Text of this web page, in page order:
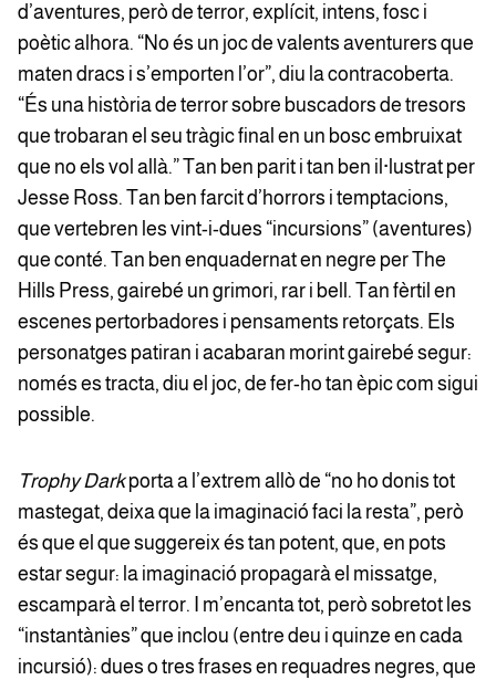
d’aventures, però de terror, explícit, intens, fosc i
poètic alhora. “No és un joc de valents aventurers que
maten dracs i s’emporten l’or”, diu la contracoberta.
“És una història de terror sobre buscadors de tresors
que trobaran el seu tràgic final en un bosc embruixat
que no els vol allà.” Tan ben parit i tan ben il·lustrat per
Jesse Ross. Tan ben farcit d’horrors i temptacions,
que vertebren les vint-i-dues “incursions” (aventures)
que conté. Tan ben enquadernat en negre per The
Hills Press, gairebé un grimori, rar i bell. Tan fèrtil en
escenes pertorbadores i pensaments retorçats. Els
personatges patiran i acabaran morint gairebé segur:
només es tracta, diu el joc, de fer-ho tan èpic com sigui
possible.
Trophy Darkporta a l’extrem allò de “no ho donis tot
mastegat, deixa que la imaginació faci la resta”, però
és que el que suggereix és tan potent, que, en pots
estar segur: la imaginació propagarà el missatge,
escamparà el terror. I m’encanta tot, però sobretot les
“instantànies” que inclou (entre deu i quinze en cada
incursió): dues o tres frases en requadres negres, que